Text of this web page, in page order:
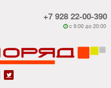
+7 928 22-00-390
 c 9:00 до 20:00
